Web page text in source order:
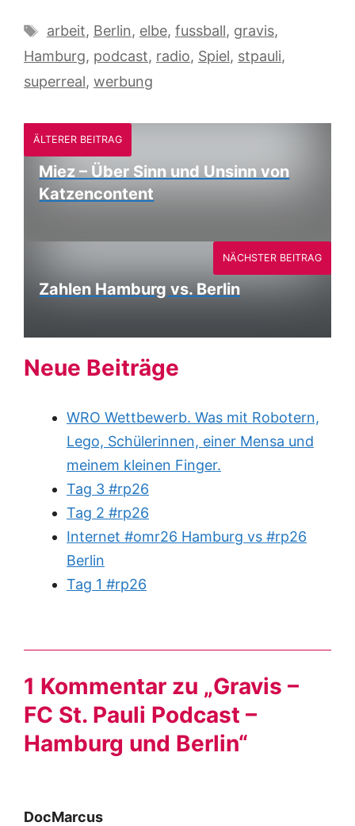
Schlagwörter
arbeit, Berlin, elbe, fussball, gravis,
Hamburg, podcast, radio, Spiel, stpauli,
superreal, werbung
ÄLTERER BEITRAG
Miez – Über Sinn und Unsinn von
Katzencontent
Zahlen Hamburg vs. Berlin
NÄCHSTER BEITRAG
Neue Beiträge
WRO Wettbewerb. Was mit Robotern,
Lego, Schülerinnen, einer Mensa und
meinem kleinen Finger.
Tag 3 #rp26
Tag 2 #rp26
Internet #omr26 Hamburg vs #rp26
Berlin
Tag 1 #rp26
1 Kommentar zu „Gravis –
FC St. Pauli Podcast –
Hamburg und Berlin“
DocMarcus